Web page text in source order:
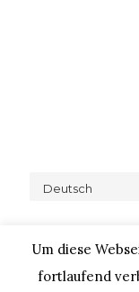
Deutsch
Um diese
fortlaufend